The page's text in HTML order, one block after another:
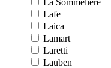
La Sommeliere
Lafe
Laica
Lamart
Laretti
Lauben